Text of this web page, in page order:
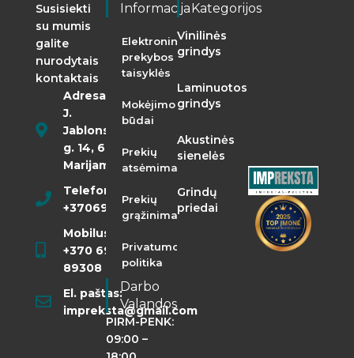
Susisiekti
su mumis
galite
nurodytais
kontaktais
Adresas:
J.
Jablonskio
g. 14, 68290
Marijampolė
Telefonas:
+37069855400
Mobilusis:
+370 698
89308
El. paštas:
impreksta@gmail.com
Informacija
Elektroninės
prekybos
taisyklės
Mokėjimo
būdai
Prekių
atsėmimas
Prekių
grąžinimas
Privatumo
politika
Darbo
Valandos
PIRM-PENK:
09:00 –
Kategorijos
Vinilinės
grindys
Laminuotos
grindys
Akustinės
sienelės
Grindų
priedai